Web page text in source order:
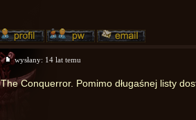
wysłany: 14 lat temu
The Conquerror. Pomimo długaśnej listy